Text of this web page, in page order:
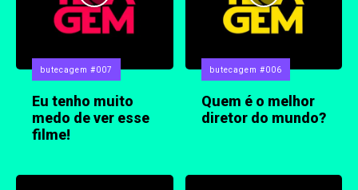
butecagem #007
Eu tenho muito
medo de ver esse
filme!
butecagem #006
Quem é o melhor
diretor do mundo?